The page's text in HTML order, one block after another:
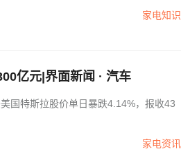
家电知识
亿元|界面新闻 · 汽车
国特斯拉股价单日暴跌4.14%，报收43
家电资讯